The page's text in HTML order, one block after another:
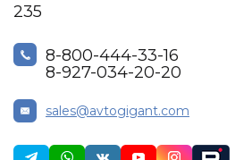
235
8-800-444-33-16
8-927-034-20-20
sales@avtogigant.com